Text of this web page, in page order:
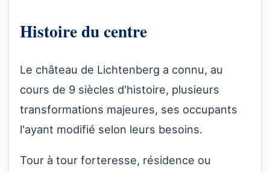
Histoire du centre
Le château de Lichtenberg a connu, au
cours de 9 siècles d'histoire, plusieurs
transformations majeures, ses occupants
l'ayant modifié selon leurs besoins.
Tour à tour forteresse, résidence ou